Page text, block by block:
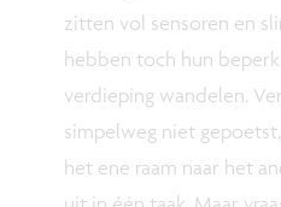
zitten vol sensoren en
hebben toch hun
verdieping wandelen.
simpelweg niet
het ene raam naar het